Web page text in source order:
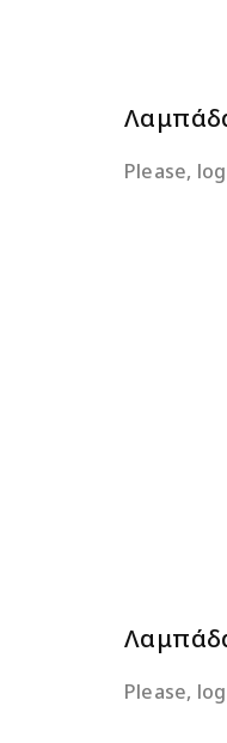
Please,
Please,